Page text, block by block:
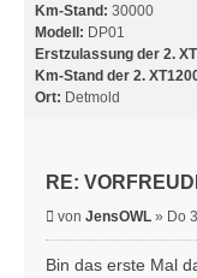
Km-Stand: 30000
Modell: DP01
Erstzulassung der 2.
Km-Stand der 2.
Ort: Detmold
RE:
B
e
i
von JensOWL » Do
Bin das erste Mal